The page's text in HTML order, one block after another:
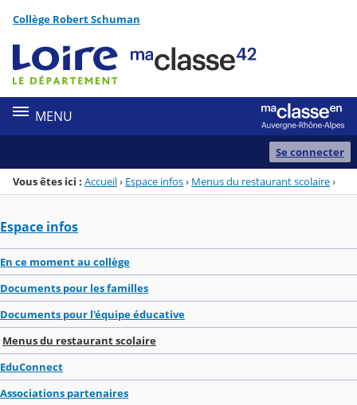
Menu de la rubrique
Contenu
Collège Robert Schuman
MENU
Se connecter
Vous êtes ici : Accueil› Espace infos› Menus du restaurant scolaire›
Espace infos
En ce moment au collège
Documents pour les familles
Documents pour l'équipe éducative
Menus du restaurant scolaire
EduConnect
Associations partenaires